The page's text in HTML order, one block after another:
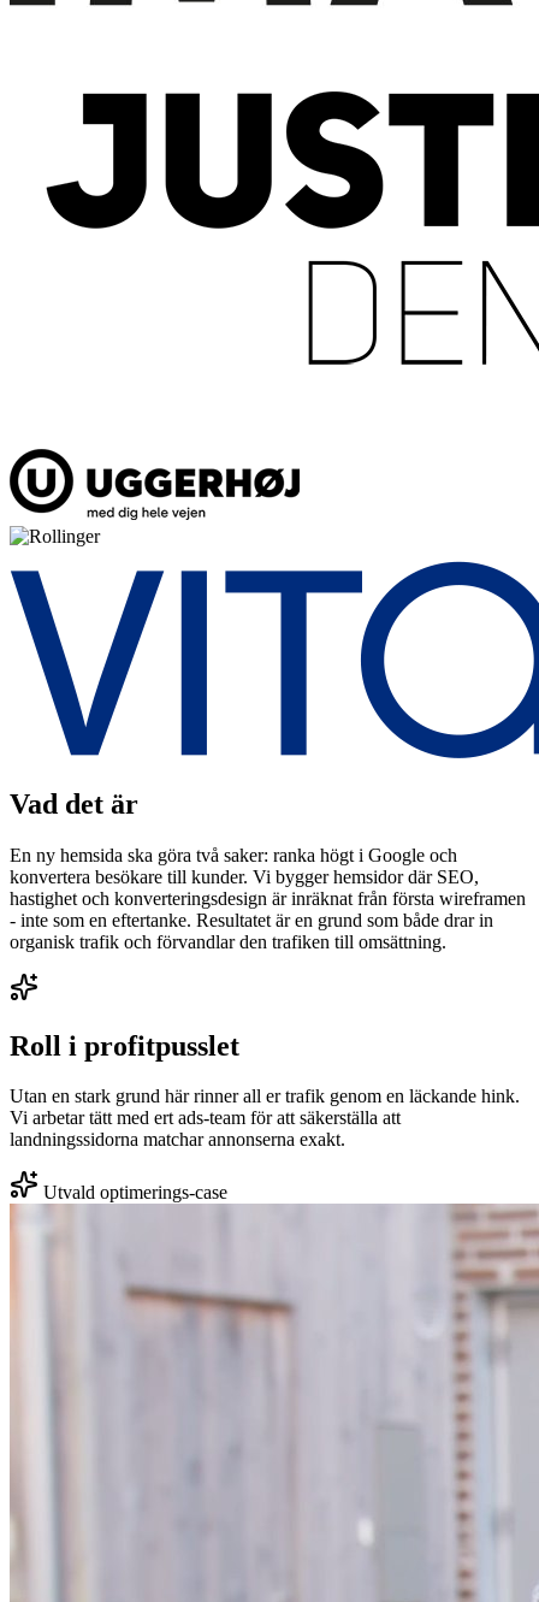
Vad det är
En ny hemsida ska göra två saker: ranka högt i Google och
konvertera besökare till kunder. Vi bygger hemsidor där SEO,
hastighet och konverteringsdesign är inräknat från första wireframen
- inte som en eftertanke. Resultatet är en grund som både drar in
organisk trafik och förvandlar den trafiken till omsättning.
Roll i profitpusslet
Utan en stark grund här rinner all er trafik genom en läckande hink.
Vi arbetar tätt med ert ads-team för att säkerställa att
landningssidorna matchar annonserna exakt.
Utvald optimerings-case